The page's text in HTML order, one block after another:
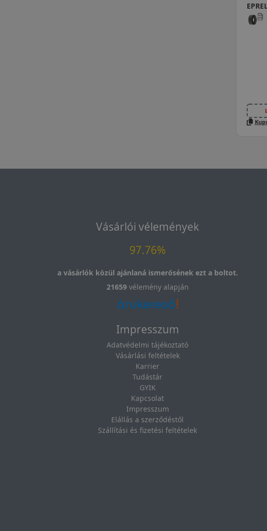
Vásárlói vélemények
97.76%
a vásárlók közül ajánlaná ismerősének ezt a boltot.
21659vélemény alapján
Impresszum
Adatvédelmi tájékoztató
Vásárlási feltételek
Karrier
Tudástár
GYIK
Kapcsolat
Impresszum
Elállás a szerződéstől
Szállítási és fizetési feltételek